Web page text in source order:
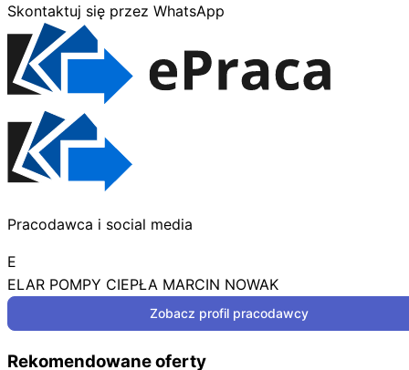
Skontaktuj się przez WhatsApp
Pracodawca i social media
E
ELAR POMPY CIEPŁA MARCIN NOWAK
Zobacz profil pracodawcy
Rekomendowane oferty